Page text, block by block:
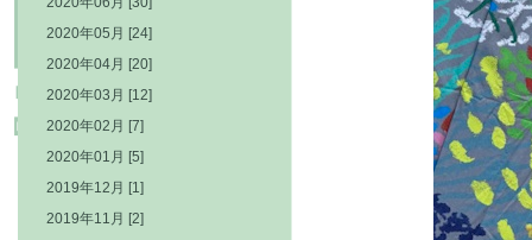
2020年05月 [24]
2020年04月 [20]
2020年03月 [12]
2020年02月 [7]
2020年01月 [5]
2019年12月 [1]
2019年11月 [2]